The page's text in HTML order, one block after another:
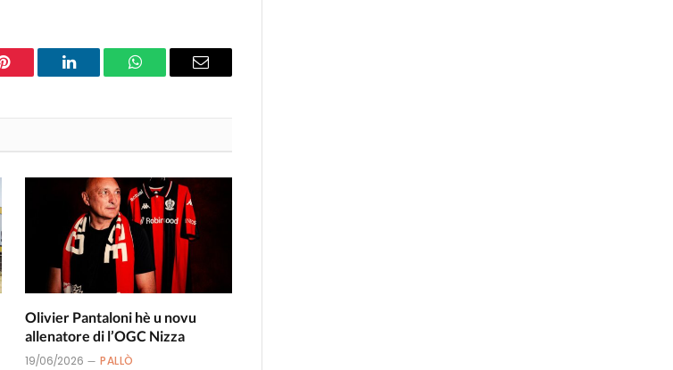
Pinterest LinkedIn WhatsAppEmail
Olivier Pantaloni hè u novu
allenatore di l’OGC Nizza
19/06/2026 PALLÒ